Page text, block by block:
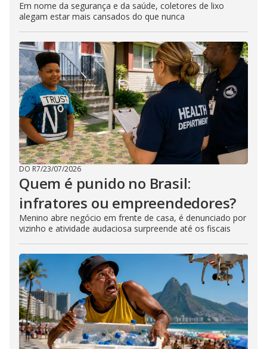
Em nome da segurança e da saúde, coletores de lixo
alegam estar mais cansados do que nunca
DO R7/23/07/2026
Quem é punido no Brasil:
infratores ou empreendedores?
Menino abre negócio em frente de casa, é denunciado por
vizinho e atividade audaciosa surpreende até os fiscais